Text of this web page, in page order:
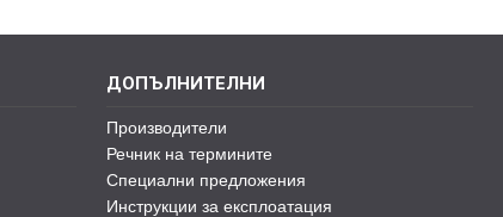
ДОПЪЛНИТЕЛНИ
Производители
Речник на термините
Специални предложения
Инструкции за експлоатация